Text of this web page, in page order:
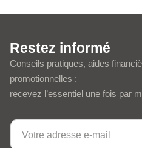
Restez informé
Conseils pratiques, aides
promotionnelles :
recevez l’essentiel une fois par